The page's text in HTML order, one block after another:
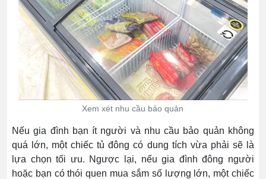
Xem xét nhu cầu bảo quản
Nếu gia đình bạn ít người và nhu cầu bảo quản không
quá lớn, một chiếc tủ đông có dung tích vừa phải sẽ là
lựa chọn tối ưu. Ngược lại, nếu gia đình đông người
hoặc bạn có thói quen mua sắm số lượng lớn, một chiếc